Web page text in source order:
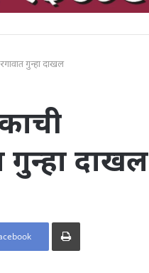
गुन्हा दाखल
गुन्हा दाखल
Print